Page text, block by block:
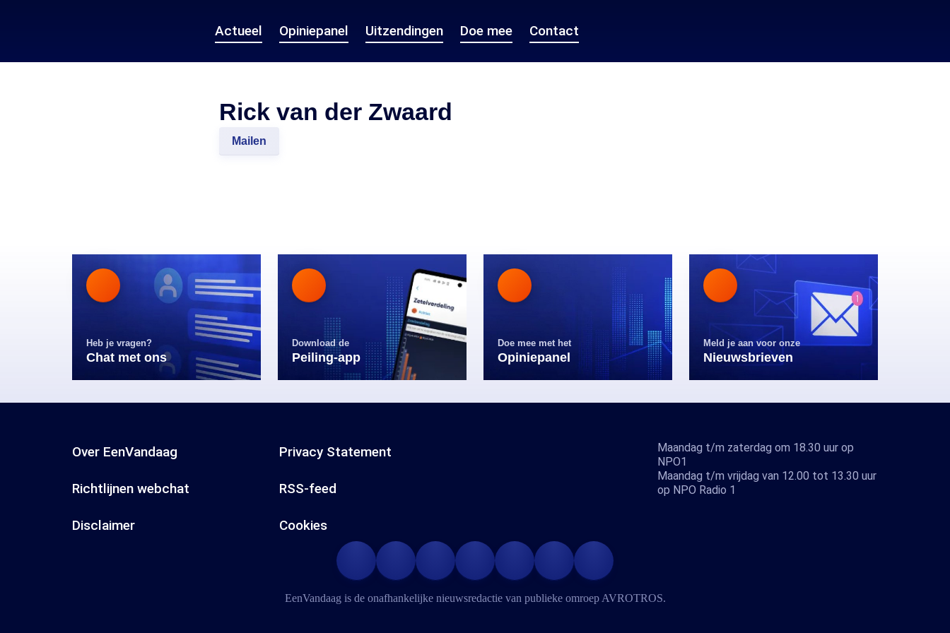
Actueel Opiniepanel Uitzendingen Doe mee Contact
Rick van der Zwaard
Mailen
Heb je vragen?
Chat met ons
Download de
Peiling-app
Doe mee met het
Opiniepanel
Meld je aan voor onze
Nieuwsbrieven
Over EenVandaag Privacy Statement
Richtlijnen webchat RSS-feed
Disclaimer Cookies
Maandag t/m zaterdag om 18.30 uur op
NPO1
Maandag t/m vrijdag van 12.00 tot 13.30 uur
op NPO Radio 1
EenVandaag is de onafhankelijke nieuwsredactie van publieke omroep AVROTROS.